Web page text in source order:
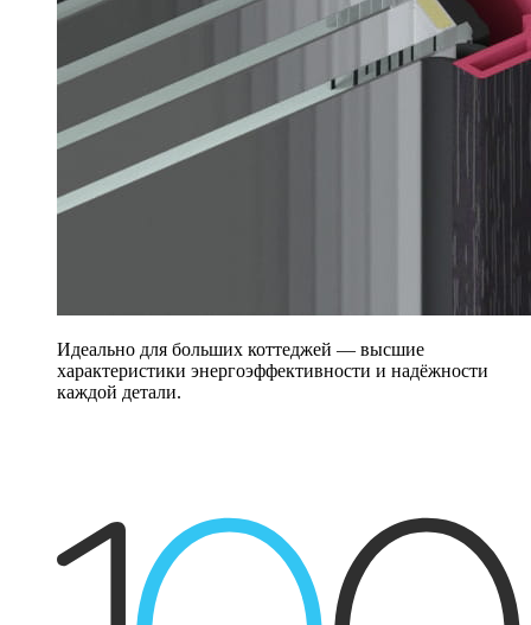
Идеально для больших коттеджей — высшие
характеристики энергоэффективности и надёжности
каждой детали.